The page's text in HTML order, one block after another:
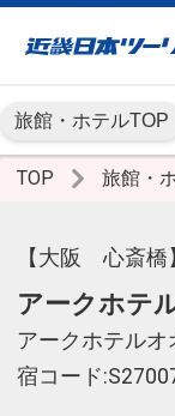
旅館・ホテルTOP
TOP 旅館・
【大阪 心斎橋
アークホテ
アークホテル
宿コード